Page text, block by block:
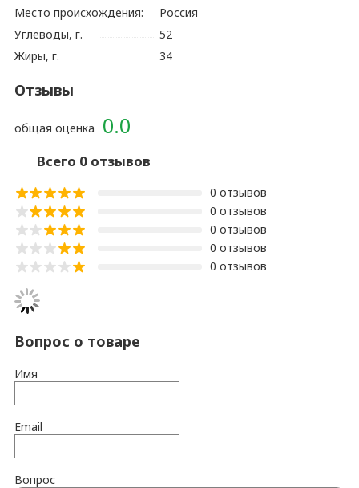
Место происхождения:
Россия
Углеводы, г.
52
Жиры, г.
34
Отзывы
0.0
общая оценка
Всего 0 отзывов
0 отзывов
0 отзывов
0 отзывов
0 отзывов
0 отзывов
Вопрос о товаре
Имя
Email
Вопрос